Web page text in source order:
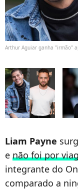
Arthur Aguiar ganha "irmão"
Liam Payne
e não foi por
integrante do
comparado a